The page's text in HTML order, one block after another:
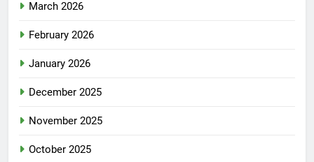
March 2026
February 2026
January 2026
December 2025
November 2025
October 2025